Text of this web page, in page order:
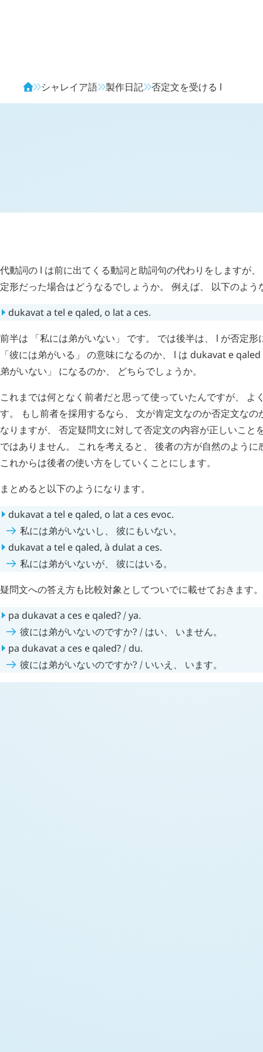
シャレイア語 製作日記 否定文を受ける l
代動詞の l は前に出てくる動詞と助詞句の代わりをしますが
定形だった場合はどうなるでしょうか。 例えば、 以下のよう
dukavata tel e qaled, o lata ces.
前半は 「私には弟がいない」 です。 では後半は、 l が否定形
「彼には弟がいる」 の意味になるのか、 l は dukavat e qaled
弟がいない」 になるのか、 どちらでしょうか。
これまでは何となく前者だと思って使っていたんですが、 よ
す。 もし前者を採用するなら、 文が肯定文なのか否定文な
なりますが、 否定疑問文に対して否定文の内容が正しいこと
ではありません。 これを考えると、 後者の方が自然のよう
これからは後者の使い方をしていくことにします。
まとめると以下のようになります。
dukavata tel e qaled, o lata ces evoc.
私には弟がいないし、 彼にもいない。
dukavata tel e qaled, à dulata ces.
私には弟がいないが、 彼にはいる。
疑問文への答え方も比較対象としてついでに載せておきます。
pa dukavata ces e qaled?/ya.
彼には弟がいないのですか? / はい、 いません。
pa dukavata ces e qaled?/ du.
彼には弟がいないのですか? / いいえ、 います。